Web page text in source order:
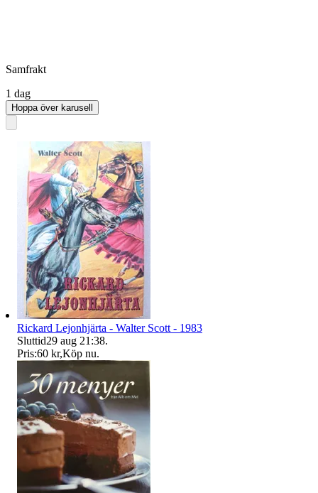
Samfrakt
1 dag
Hoppa över karusell
Rickard Lejonhjärta - Walter Scott - 1983
Sluttid29 aug 21:38.
Pris:60 kr,Köp nu.